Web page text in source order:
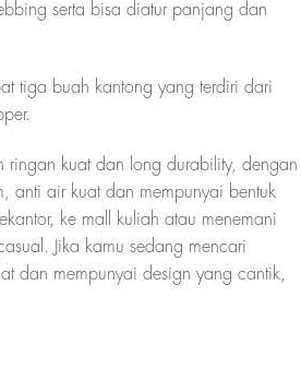
serta bisa diatur panjang dan
tiga buah kantong yang terdiri dari
ringan kuat dan long durability, dengan
anti air kuat dan mempunyai bentuk
ke mall kuliah atau menemani
Jika kamu sedang mencari
dan mempunyai design yang cantik,